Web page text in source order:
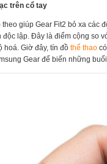
trên cổ tay
theo giúp Gear Fit2 bỏ xa các
độc lập. Đây là điểm cộng so
hoá. Giờ đây, tín đồ thể thao
Gear để biến những